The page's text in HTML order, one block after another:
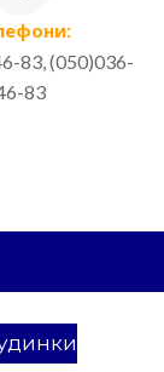
83, (050)036-
83